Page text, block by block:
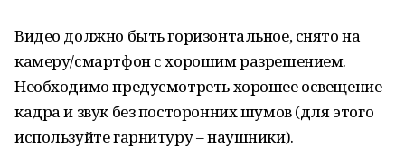
Видео должно быть горизонтальное, снято на
камеру/смартфон с хорошим разрешением.
Необходимо предусмотреть хорошее освещение
кадра и звук без посторонних шумов (для этого
используйте гарнитуру – наушники).